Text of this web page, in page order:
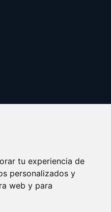
tu experiencia de
personalizados y
web y para
© 2025